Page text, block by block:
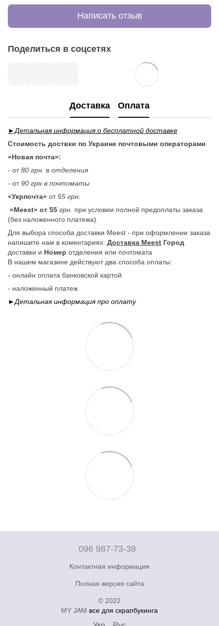
Написать отзыв
Поделиться в соцсетях
Доставка Оплата
►Детальная информация о бесплатной доставке
Стоимость доствки по Украине почтовыми операторами
«Новая почта»:
- от80 грн. в отделения
- от90 грн в почтоматы
«Укрпочта» от55 грн.
«Meest» от 55 грн. при условии полной предоплаты заказа
(без наложенного платежа).
Для выбора способа доставки Meest - при оформлении заказа
напишите нам в коментариях: Доставка Meest Город
доставки и Номер отделения или почтомата
В нашем магазине действуют два способа оплаты:
- онлайн оплата банковской картой
- наложенный платеж
►Детальная информация про оплату
096 987-73-39
Контактная информация
Полная версия сайта
© 2022
MY JAM все для скрапбукинга